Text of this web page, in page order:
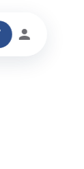
ログインする